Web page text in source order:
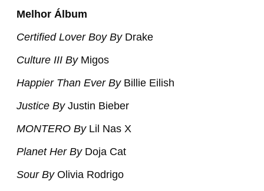
Melhor Álbum
Certified Lover Boy ByDrake
Culture III By Migos
Happier Than Ever ByBillie Eilish
Justice By Justin Bieber
MONTERO ByLil Nas X
Planet Her ByDoja Cat
Sour ByOlivia Rodrigo